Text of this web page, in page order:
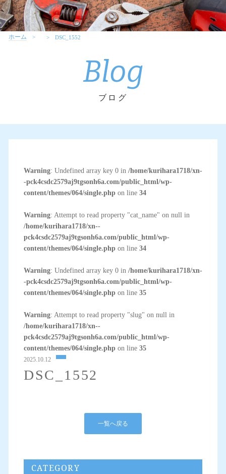
ホーム DSC_1552
Blog
ブログ
Warning: Undefined array key 0 in /home/kurihara1718/xn-
-pck4csdc2579aj9tgsonh6a.com/public_html/wp-
content/themes/064/single.phpon line 34
Warning: Attempt to read property "cat_name" on null in
/home/kurihara1718/xn--
pck4csdc2579aj9tgsonh6a.com/public_html/wp-
content/themes/064/single.phpon line 34
Warning: Undefined array key 0 in /home/kurihara1718/xn-
-pck4csdc2579aj9tgsonh6a.com/public_html/wp-
content/themes/064/single.phpon line 35
Warning: Attempt to read property "slug" on null in
/home/kurihara1718/xn--
pck4csdc2579aj9tgsonh6a.com/public_html/wp-
content/themes/064/single.phpon line 35
2025.10.12
DSC_1552
一覧へ戻る
CATEGORY